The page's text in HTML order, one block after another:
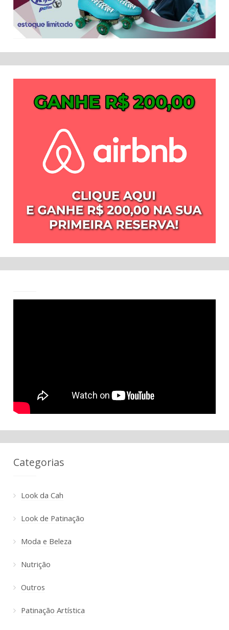
Categorias
Look da Cah
Look de Patinação
Moda e Beleza
Nutrição
Outros
Patinação Artística